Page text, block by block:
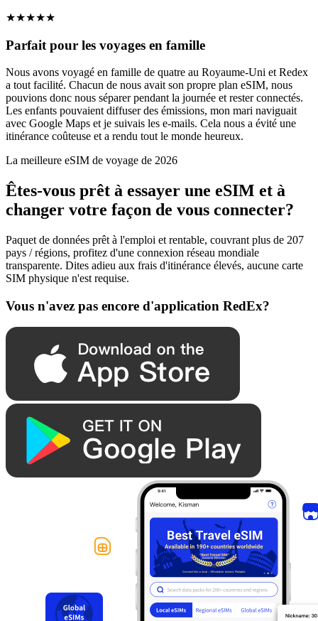
★★★★★
Parfait pour les voyages en famille
Nous avons voyagé en famille de quatre au Royaume-Uni et Redex
a tout facilité. Chacun de nous avait son propre plan eSIM, nous
pouvions donc nous séparer pendant la journée et rester connectés.
Les enfants pouvaient diffuser des émissions, mon mari naviguait
avec Google Maps et je suivais les e-mails. Cela nous a évité une
itinérance coûteuse et a rendu tout le monde heureux.
La meilleure eSIM de voyage de 2026
Êtes-vous prêt à essayer une eSIM et à
changer votre façon de vous connecter?
Paquet de données prêt à l'emploi et rentable, couvrant plus de 207
pays / régions, profitez d'une connexion réseau mondiale
transparente. Dites adieu aux frais d'itinérance élevés, aucune carte
SIM physique n'est requise.
Vous n'avez pas encore d'application RedEx?